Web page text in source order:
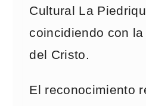
Cultural La
coincidiendo con
del Cristo.
El reconocimiento